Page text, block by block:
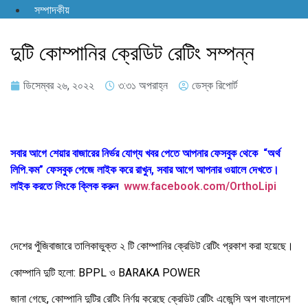
সম্পাদকীয়
দুটি কোম্পানির ক্রেডিট রেটিং সম্পন্ন
ডিসেম্বর ২৬, ২০২২ ৩:৩১ অপরাহ্ন ডেস্ক রিপোর্ট
সবার আগে শেয়ার বাজারের নির্ভর যোগ্য খবর পেতে আপনার ফেসবুক থেকে “অর্থ
লিপি.কম” ফেসবুক পেজে লাইক করে রাখুন, সবার আগে আপনার ওয়ালে দেখতে।
লাইক করতে লিংকে ক্লিক করুন www.facebook.com/OrthoLipi
দেশের পুঁজিবাজারে তালিকাভুক্ত ২ টি কোম্পানির ক্রেডিট রেটিং প্রকাশ করা হয়েছে।
কোম্পানি দুটি হলো: BPPL ও BARAKA POWER
জানা গেছে, কোম্পানি দুটির রেটিং নির্ণয় করেছে ক্রেডিট রেটিং এজেন্সি অপ বাংলাদেশ